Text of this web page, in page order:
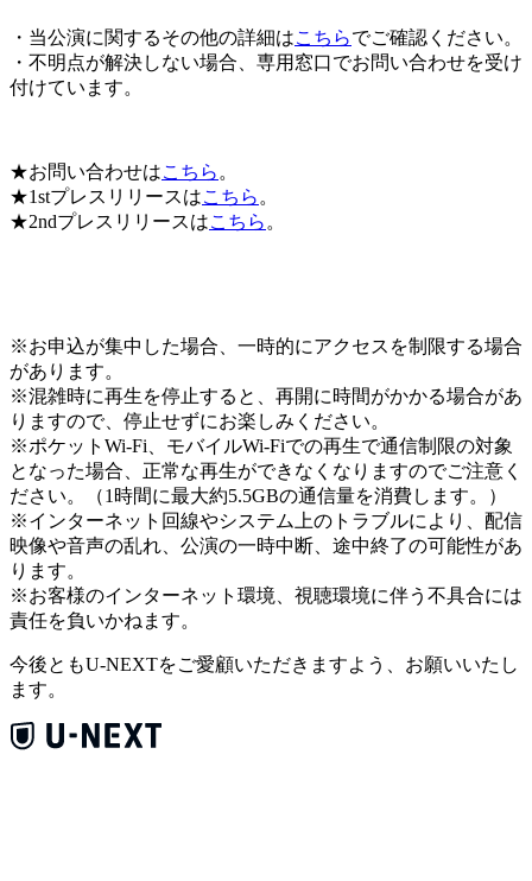
・当公演に関するその他の詳細はこちらでご確認ください。
・不明点が解決しない場合、 専用窓口でお問い合わせを受け
付けています。
★お問い合わせはこちら 。
★1stプレスリリースはこちら 。
★2ndプレスリリースはこちら 。
※お申込が集中した場合、一時的にアクセスを制限する場合
があります。
※混雑時に再生を停止すると、再開に時間がかかる場合があ
りますので、停止せずにお楽しみください。
※ポケットWi-Fi、モバイルWi-Fiでの再生で通信制限の対象
となった場合、正常な再生ができなくなりますのでご注意く
ださい。（1時間に最大約5.5GBの通信量を消費します。）
※インターネット回線やシステム上のトラブルにより、配信
映像や音声の乱れ、公演の一時中断、途中終了の可能性があ
ります。
※お客様のインターネット環境、視聴環境に伴う不具合には
責任を負いかねます。
今後ともU-NEXTをご愛顧いただきますよう、お願いいたし
ます。